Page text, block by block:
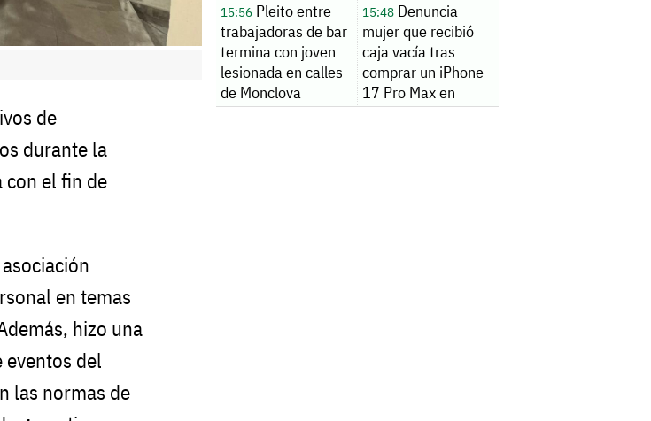
de
durante la
con el fin de
en temas
hizo una
eventos del
las normas de
15:56 Pleito entre
trabajadoras de bar
termina con joven
lesionada en calles
de Monclova
15:48Denuncia
mujer que recibió
caja vacía tras
comprar un iPhone
17 Pro Max en
Sabinas